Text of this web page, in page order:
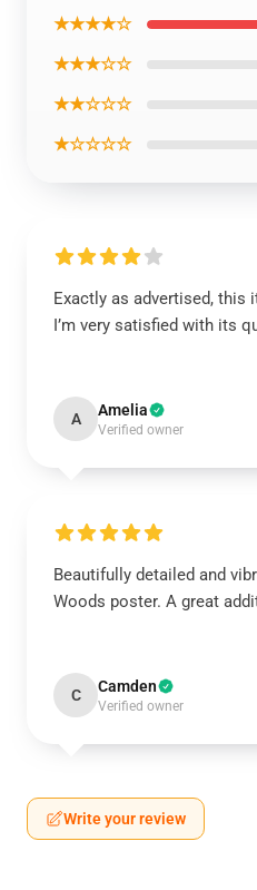
★★★★☆
★★★☆☆
★★☆☆☆
★☆☆☆☆
Exactly as advertised, this
I’m very satisfied with its
A Amelia
Verified owner
Beautifully detailed and
Woods poster. A great
C Camden
Verified owner
Write your review